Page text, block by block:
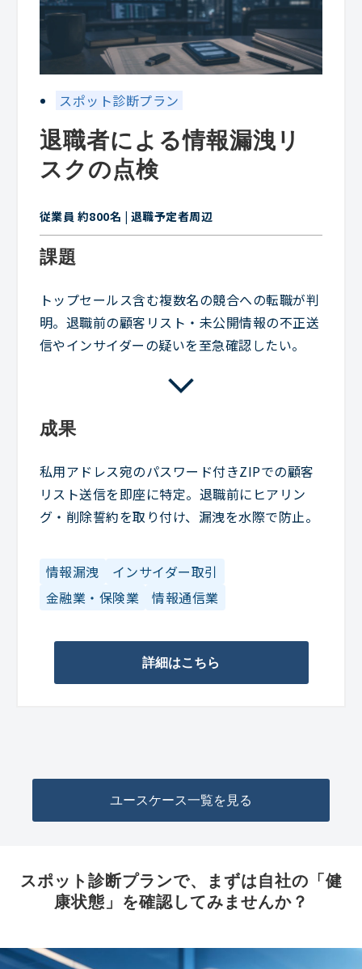
スポット診断プラン
退職者による情報漏洩リ
スクの点検
従業員 約800名 | 退職予定者周辺
課題
トップセールス含む複数名の競合への転職が判
明。退職前の顧客リスト・未公開情報の不正送
信やインサイダーの疑いを至急確認したい。
成果
私用アドレス宛のパスワード付きZIPでの顧客
リスト送信を即座に特定。退職前にヒアリン
グ・削除誓約を取り付け、漏洩を水際で防止。
情報漏洩
インサイダー取引
金融業・保険業
情報通信業
詳細はこちら
ユースケース一覧を見る
スポット診断プランで、まずは自社の「健
康状態」を確認してみませんか？